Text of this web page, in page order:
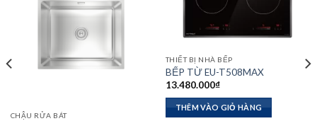
CHẬU RỬA BÁT
THIẾT BỊ NHÀ BẾP
BẾP TỪ EU-T508MAX
13.480.000₫
THÊM VÀO GIỎ HÀNG